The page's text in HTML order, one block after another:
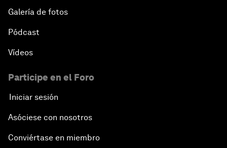
Galería de fotos
Pódcast
Vídeos
Participe en el Foro
Iniciar sesión
Asóciese con nosotros
Conviértase en miembro